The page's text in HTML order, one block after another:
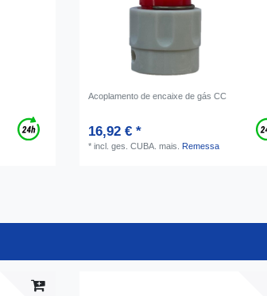
Acoplamento de encaixe de gás CC
16,92 € *
*incl. ges. CUBA. mais. Remessa